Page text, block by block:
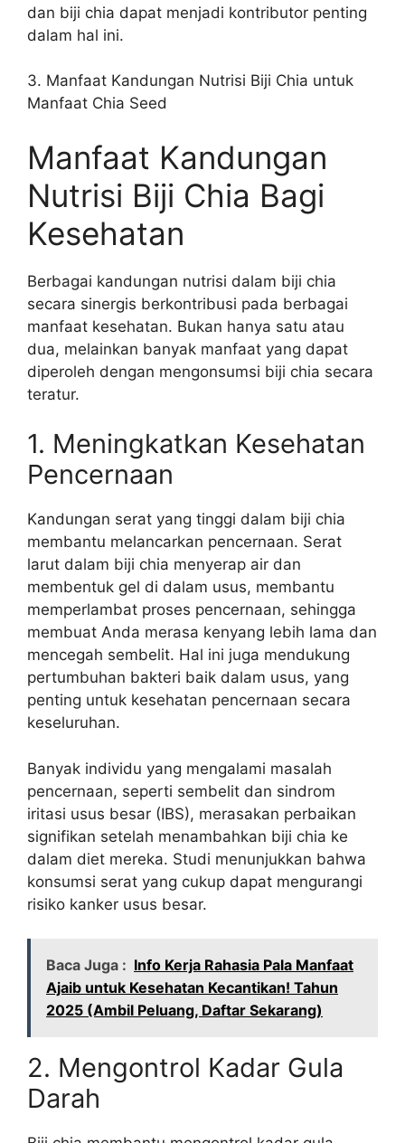
dan biji chia dapat menjadi kontributor penting
dalam hal ini.
3. Manfaat Kandungan Nutrisi Biji Chia untuk
Manfaat Chia Seed
Manfaat Kandungan
Nutrisi Biji Chia Bagi
Kesehatan
Berbagai kandungan nutrisi dalam biji chia
secara sinergis berkontribusi pada berbagai
manfaat kesehatan. Bukan hanya satu atau
dua, melainkan banyak manfaat yang dapat
diperoleh dengan mengonsumsi biji chia secara
teratur.
1. Meningkatkan Kesehatan
Pencernaan
Kandungan serat yang tinggi dalam biji chia
membantu melancarkan pencernaan. Serat
larut dalam biji chia menyerap air dan
membentuk gel di dalam usus, membantu
memperlambat proses pencernaan, sehingga
membuat Anda merasa kenyang lebih lama dan
mencegah sembelit. Hal ini juga mendukung
pertumbuhan bakteri baik dalam usus, yang
penting untuk kesehatan pencernaan secara
keseluruhan.
Banyak individu yang mengalami masalah
pencernaan, seperti sembelit dan sindrom
iritasi usus besar (IBS), merasakan perbaikan
signifikan setelah menambahkan biji chia ke
dalam diet mereka. Studi menunjukkan bahwa
konsumsi serat yang cukup dapat mengurangi
risiko kanker usus besar.
Baca Juga : Info Kerja Rahasia Pala Manfaat
Ajaib untuk Kesehatan Kecantikan! Tahun
2025 (Ambil Peluang, Daftar Sekarang)
2. Mengontrol Kadar Gula
Darah